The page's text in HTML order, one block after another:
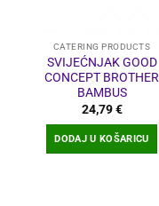
CATERING PRODUCTS
SVIJEĆNJAK GOOD
CONCEPT BROTHER
BAMBUS
24,79€
DODAJ U KOŠARICU